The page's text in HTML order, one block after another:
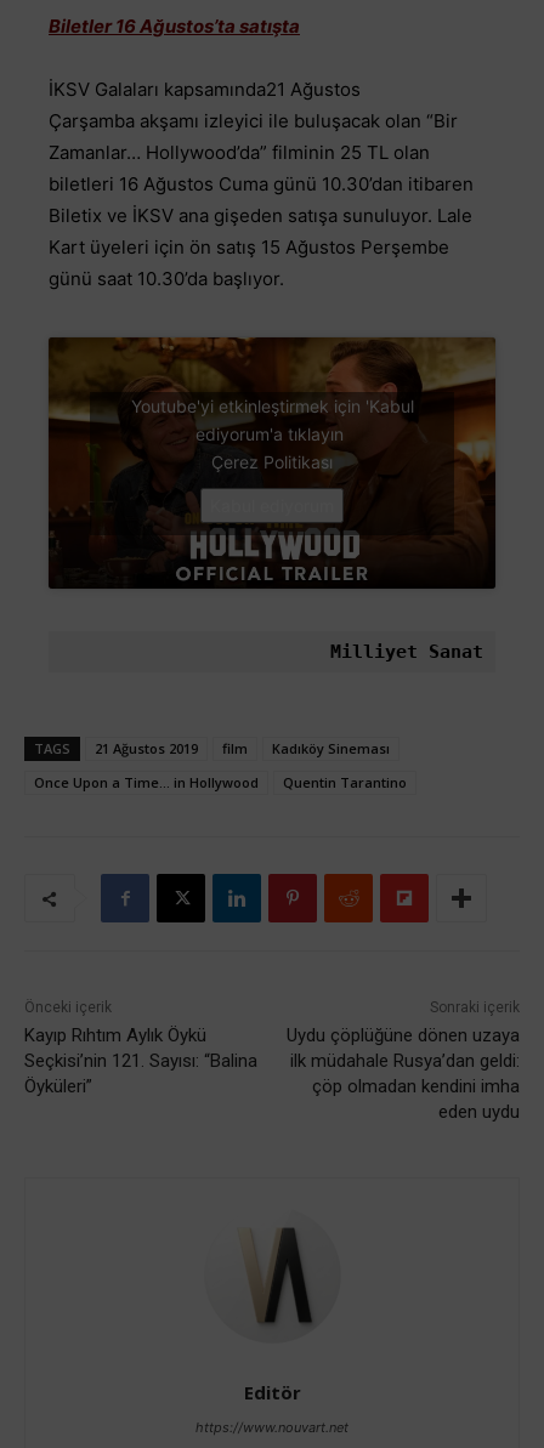
Biletler 16 Ağustos’ta satışta
İKSV Galaları kapsamında21 Ağustos
Çarşamba akşamı izleyici ile buluşacak olan “Bir
Zamanlar… Hollywood’da” filminin 25 TL olan
biletleri 16 Ağustos Cuma günü 10.30’dan itibaren
Biletix ve İKSV ana gişeden satışa sunuluyor. Lale
Kart üyeleri için ön satış 15 Ağustos Perşembe
günü saat 10.30’da başlıyor.
Youtube'yi etkinleştirmek için 'Kabul
ediyorum'a tıklayın
Çerez Politikası
Milliyet Sanat
TAGS 21 Ağustos 2019 film
Kadıköy Sineması
Once Upon a Time… in Hollywood
Quentin Tarantino
Önceki içerik
Kayıp Rıhtım Aylık Öykü
Seçkisi’nin 121. Sayısı: “Balina
Öyküleri”
Sonraki içerik
Uydu çöplüğüne dönen uzaya
ilk müdahale Rusya’dan geldi:
çöp olmadan kendini imha
eden uydu
Editör
https://www.nouvart.net